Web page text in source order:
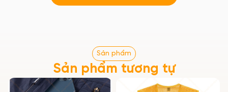
Sản phẩm
Sản phẩm tương tự